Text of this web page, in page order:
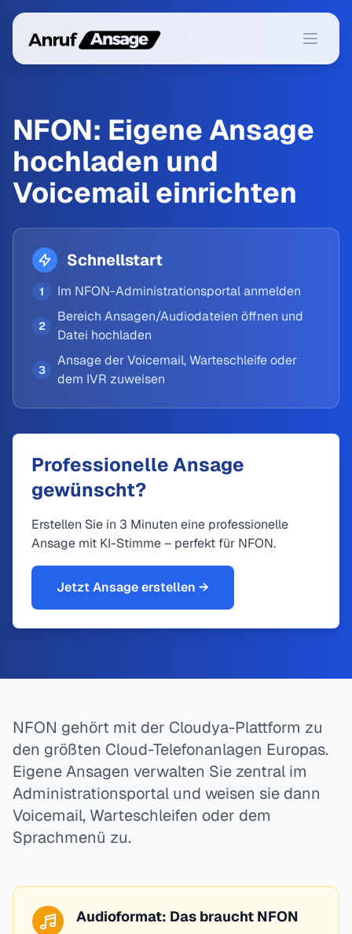
Menü
NFON: Eigene Ansage
hochladen und
Voicemail einrichten
Schnellstart
1 Im NFON-Administrationsportal anmelden
2
Bereich Ansagen/Audiodateien öffnen und
Datei hochladen
3
Ansage der Voicemail, Warteschleife oder
dem IVR zuweisen
Professionelle Ansage
gewünscht?
Erstellen Sie in 3 Minuten eine professionelle
Ansage mit KI-Stimme – perfekt für NFON.
Jetzt Ansage erstellen →
NFON gehört mit der Cloudya-Plattform zu
den größten Cloud-Telefonanlagen Europas.
Eigene Ansagen verwalten Sie zentral im
Administrationsportal und weisen sie dann
Voicemail, Warteschleifen oder dem
Sprachmenü zu.
Audioformat: Das braucht NFON